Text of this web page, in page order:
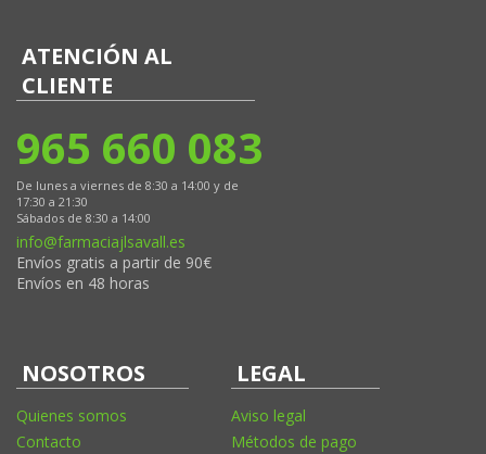
ATENCIÓN AL
CLIENTE
965 660 083
De lunes a viernes de 8:30 a 14:00 y de
17:30 a 21:30
Sábados de 8:30 a 14:00
info@farmaciajlsavall.es
Envíos gratis a partir de 90€
Envíos en 48 horas
NOSOTROS
Quienes somos
Contacto
LEGAL
Aviso legal
Métodos de pago